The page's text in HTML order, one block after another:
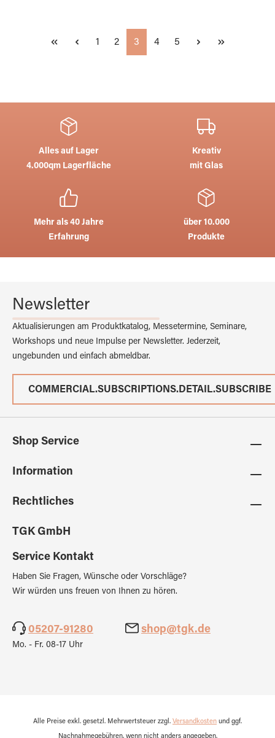
Seite
1 Seite
2 Seite
3 Seite
4 Seite
5
Alles auf Lager
4.000qm Lagerfläche
Kreativ
mit Glas
Mehr als 40 Jahre
Erfahrung
über 10.000
Produkte
Newsletter
Aktualisierungen am Produktkatalog, Messetermine, Seminare,
Workshops und neue Impulse per Newsletter. Jederzeit,
ungebunden und einfach abmeldbar.
COMMERCIAL.SUBSCRIPTIONS.DETAIL.SUBSCRIBE
Shop Service
Information
Rechtliches
TGK GmbH
Service Kontakt
Haben Sie Fragen, Wünsche oder Vorschläge?
Wir würden uns freuen von Ihnen zu hören.
05207-91280 shop@tgk.de
Mo. - Fr. 08-17 Uhr
Alle Preise exkl. gesetzl. Mehrwertsteuer zzgl. Versandkosten und ggf.